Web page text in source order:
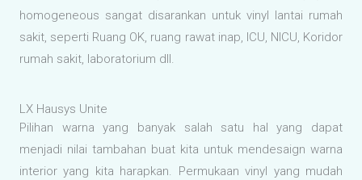
homogeneous sangat disarankan untuk vinyl lantai rumah
sakit, seperti Ruang OK, ruang rawat inap, ICU, NICU, Koridor
rumah sakit, laboratorium dll.
LX Hausys Unite
Pilihan warna yang banyak salah satu hal yang dapat
menjadi nilai tambahan buat kita untuk mendesaign warna
interior yang kita harapkan. Permukaan vinyl yang mudah